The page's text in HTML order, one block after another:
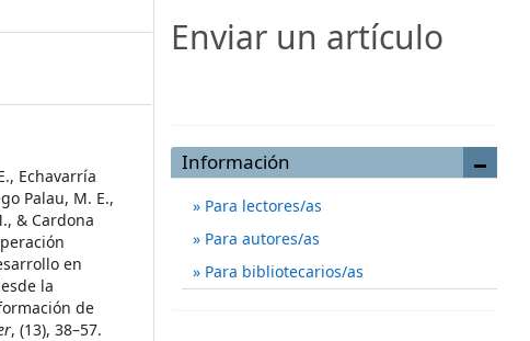
Echavarría
Palau, M. E.,
& Cardona
en
la
de
, (13), 38–57.
Enviar un artículo
Información
Para lectores/as
Para autores/as
Para bibliotecarios/as